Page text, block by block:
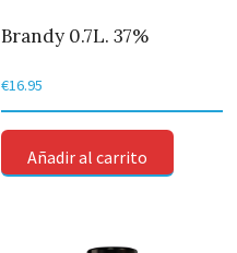
Brandy 0.7L. 37%
€16.95
Añadir al carrito